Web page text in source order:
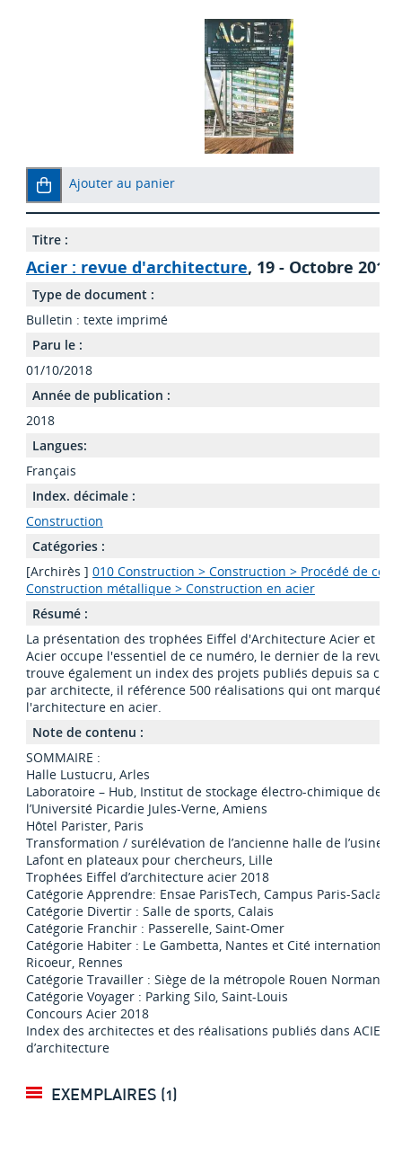
Ajouter au panier
Titre :
Acier : revue d'architecture, 19 - Octobre 2018
Type de document :
Bulletin : texte imprimé
Paru le :
01/10/2018
Année de publication :
2018
Langues:
Français
Index. décimale :
Construction
Catégories :
[Archirès ] 010 Construction > Construction > Procédé de
Construction métallique > Construction en acier
Résumé :
La présentation des trophées Eiffel d'Architecture Acier et le
Acier occupe l'essentiel de ce numéro, le dernier de la revue
trouve également un index des projets publiés depuis sa
par architecte, il référence 500 réalisations qui ont marqué
l'architecture en acier.
Note de contenu :
SOMMAIRE :
Halle Lustucru, Arles
Laboratoire – Hub, Institut de stockage électro-chimique de
l’Université Picardie Jules-Verne, Amiens
Hôtel Parister, Paris
Transformation / surélévation de l’ancienne halle de l’usine
Lafont en plateaux pour chercheurs, Lille
Trophées Eiffel d’architecture acier 2018
Catégorie Apprendre: Ensae ParisTech, Campus Paris-Saclay,
Catégorie Divertir : Salle de sports, Calais
Catégorie Franchir : Passerelle, Saint-Omer
Catégorie Habiter : Le Gambetta, Nantes et Cité internationale
Ricoeur, Rennes
Catégorie Travailler : Siège de la métropole Rouen Normandie
Catégorie Voyager : Parking Silo, Saint-Louis
Concours Acier 2018
Index des architectes et des réalisations publiés dans ACIER,
d’architecture
EXEMPLAIRES (1)